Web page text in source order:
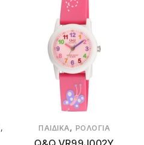
, ΠΑΙΔΙΚΆ , ΡΟΛΌΓΙΑ